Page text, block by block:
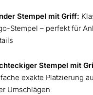
Stempel mit Griff:
Stempel – perfekt für
Stempel mit
exakte Platzierung
Umschlägen